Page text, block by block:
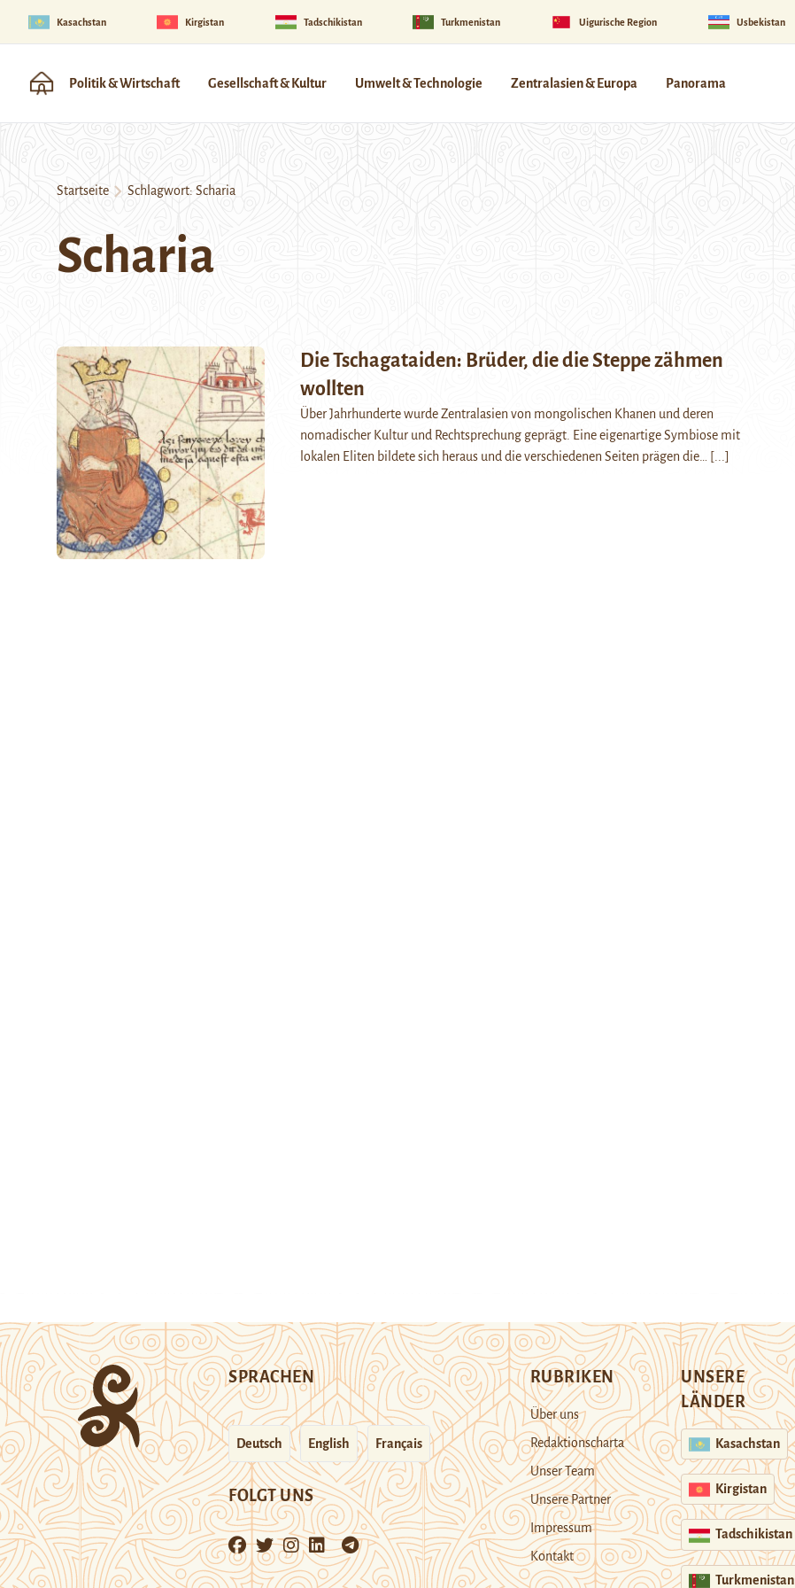
Kasachstan Kirgistan Tadschikistan Turkmenistan Uigurische Region Usbekistan
Politik & Wirtschaft Gesellschaft & Kultur Umwelt & Technologie Zentralasien & Europa Panorama
Startseite Schlagwort: Scharia
Scharia
Die Tschagataiden: Brüder, die die Steppe zähmen
wollten
Über Jahrhunderte wurde Zentralasien von mongolischen Khanen und deren
nomadischer Kultur und Rechtsprechung geprägt. Eine eigenartige Symbiose mit
lokalen Eliten bildete sich heraus und die verschiedenen Seiten prägen die…
[...]
SPRACHEN
Deutsch English Français
FOLGT UNS
RUBRIKEN
Über uns
Redaktionscharta
Unser Team
Unsere Partner
Impressum
Kontakt
UNSERE
LÄNDER
Kasachstan
Kirgistan
Tadschikistan
Turkmenistan